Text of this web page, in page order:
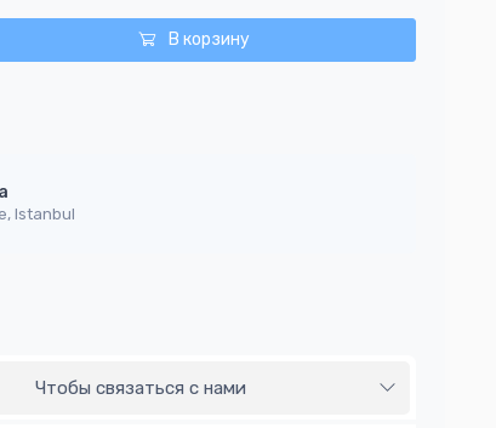
В корзину
Istanbul
Чтобы связаться с нами